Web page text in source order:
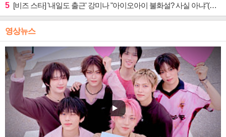
5 [비즈 스타] '내일도 출근' 강미나 "아이오아이 불화설? 사실 아냐"(인터뷰)
영상뉴스